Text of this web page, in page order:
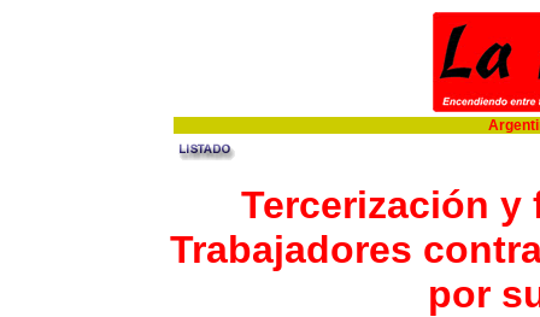
Tercerización
Trabajadores
por